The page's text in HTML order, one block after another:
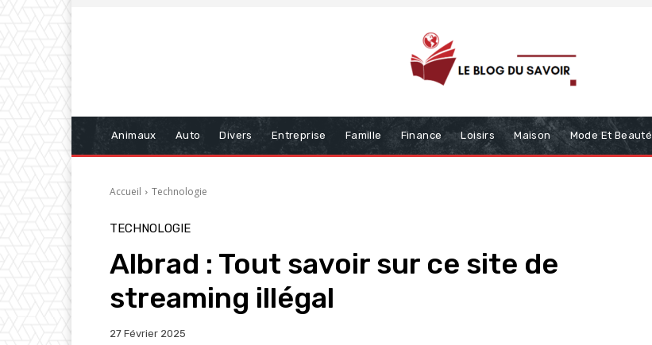
Animaux Auto Divers Entreprise Famille Finance Loisirs Maison Mode Et Beauté
Accueil Technologie
TECHNOLOGIE
Albrad : Tout savoir sur ce site de
streaming illégal
27 Février 2025